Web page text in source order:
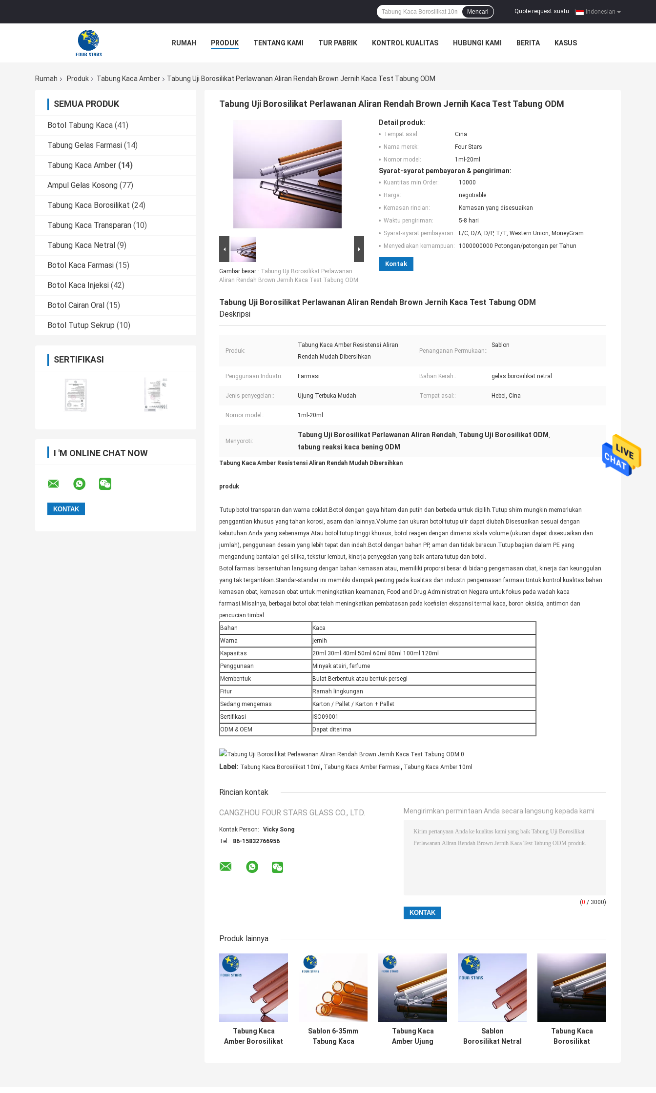
Indonesian
Quote request suatu
Mencari
RUMAH PRODUK TENTANG KAMI TUR PABRIK KONTROL KUALITAS HUBUNGI KAMI BERITA KASUS
Rumah Produk Tabung Kaca Amber Tabung Uji Borosilikat Perlawanan Aliran Rendah Brown Jernih Kaca Test Tabung ODM
SEMUA PRODUK
Botol Tabung Kaca (41)
Tabung Gelas Farmasi (14)
Tabung Kaca Amber (14)
Ampul Gelas Kosong (77)
Tabung Kaca Borosilikat (24)
Tabung Kaca Transparan (10)
Tabung Kaca Netral (9)
Botol Kaca Farmasi (15)
Botol Kaca Injeksi (42)
Botol Cairan Oral (15)
Botol Tutup Sekrup (10)
SERTIFIKASI
I 'M ONLINE CHAT NOW
Tabung Uji Borosilikat Perlawanan Aliran Rendah Brown Jernih Kaca Test Tabung ODM
Gambar besar : Tabung Uji Borosilikat Perlawanan
Aliran Rendah Brown Jernih Kaca Test Tabung ODM
Detail produk:
Tempat asal:
Cina
Nama merek:
Four Stars
Nomor model:
1ml-20ml
Syarat-syarat pembayaran & pengiriman:
Kuantitas min Order:
10000
Harga:
negotiable
Kemasan rincian:
Kemasan yang disesuaikan
Waktu pengiriman:
5-8 hari
Syarat-syarat pembayaran:
L/C, D/A, D/P, T/T, Western Union, MoneyGram
Menyediakan kemampuan:
1000000000 Potongan/potongan per Tahun
Kontak
Tabung Uji Borosilikat Perlawanan Aliran Rendah Brown Jernih Kaca Test Tabung ODM
Deskripsi
Produk:
Tabung Kaca Amber Resistensi Aliran
Rendah Mudah Dibersihkan
Penanganan Permukaan::
Sablon
Penggunaan Industri: Farmasi Bahan Kerah:: gelas borosilikat netral
Jenis penyegelan:: Ujung Terbuka Mudah Tempat asal:: Hebei, Cina
Nomor model:: 1ml-20ml
Menyoroti:
Tabung Uji Borosilikat Perlawanan Aliran Rendah, Tabung Uji Borosilikat ODM ,
tabung reaksi kaca bening ODM
Tabung Kaca Amber Resistensi Aliran Rendah Mudah Dibersihkan
produk
Tutup botol transparan dan warna coklat.Botol dengan gaya hitam dan putih dan berbeda untuk dipilih.Tutup shim mungkin memerlukan
penggantian khusus yang tahan korosi, asam dan lainnya.Volume dan ukuran botol tutup ulir dapat diubah.Disesuaikan sesuai dengan
kebutuhan Anda yang sebenarnya.Atau botol tutup tinggi khusus, botol reagen dengan dimensi skala volume (ukuran dapat disesuaikan dan
jumlah), penggunaan desain yang lebih tepat dan indah.Botol dengan bahan PP, aman dan tidak beracun.Tutup bagian dalam PE yang
mengandung bantalan gel silika, tekstur lembut, kinerja penyegelan yang baik antara tutup dan botol.
Botol farmasi bersentuhan langsung dengan bahan kemasan atau, memiliki proporsi besar di bidang pengemasan obat, kinerja dan keunggulan
yang tak tergantikan.Standar-standar ini memiliki dampak penting pada kualitas dan industri pengemasan farmasi.Untuk kontrol kualitas bahan
kemasan obat, kemasan obat untuk meningkatkan keamanan, Food and Drug Administration Negara untuk fokus pada wadah kaca
farmasi.Misalnya, berbagai botol obat telah meningkatkan pembatasan pada koefisien ekspansi termal kaca, boron oksida, antimon dan
pencucian timbal.
Bahan
Kaca
Warna
jernih
Kapasitas
20ml 30ml 40ml 50ml 60ml 80ml 100ml 120ml
Penggunaan
Minyak atsiri, ferfume
Membentuk
Bulat Berbentuk atau bentuk persegi
Fitur
Ramah lingkungan
Sedang mengemas
Karton / Pallet / Karton + Pallet
Sertifikasi
ISO09001
ODM & OEM
Dapat diterima
Label: Tabung Kaca Borosilikat 10ml , Tabung Kaca Amber Farmasi, Tabung Kaca Amber 10ml
Rincian kontak
CANGZHOU FOUR STARS GLASS CO., LTD.
Kontak Person:
Vicky Song
Tel:
86-15832766956
Mengirimkan permintaan Anda secara langsung kepada kami
(0 / 3000)
Produk lainnya
Tabung Kaca
Amber Borosilikat
Sablon 6-35mm
Tabung Kaca
Tabung Kaca
Amber Ujung
Sablon
Borosilikat Netral
Tabung Kaca
Borosilikat